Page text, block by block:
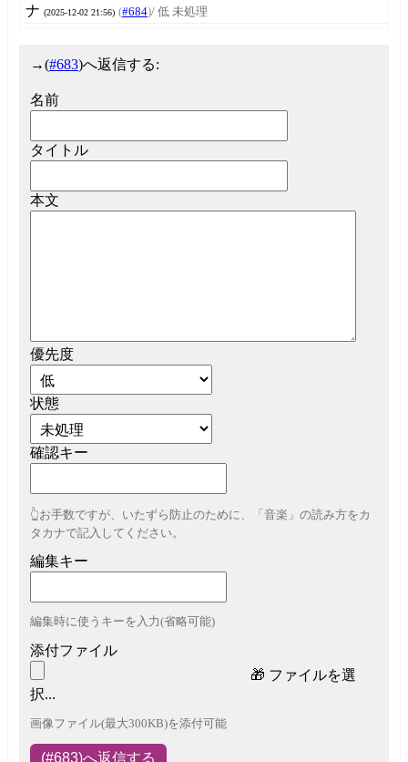
ナ (2025-12-02 21:56) (#684)/ 低 未処理
→(#683)へ返信する:
名前
タイトル
本文
優先度
状態
確認キー
👆お手数ですが、いたずら防止のために、「音楽」の読み方をカ
タカナで記入してください。
編集キー
編集時に使うキーを入力(省略可能)
添付ファイル
🎁 ファイルを選
択...
画像ファイル(最大300KB)を添付可能